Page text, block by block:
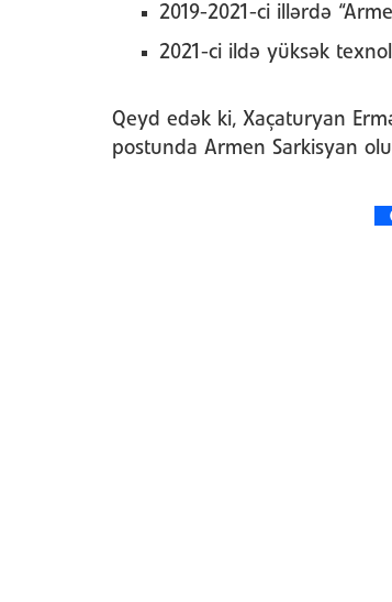
2019-2021-ci illərdə
2021-ci ildə yüksək
Qeyd edək ki, Xaçaturyan
postunda Armen Sarkisyan